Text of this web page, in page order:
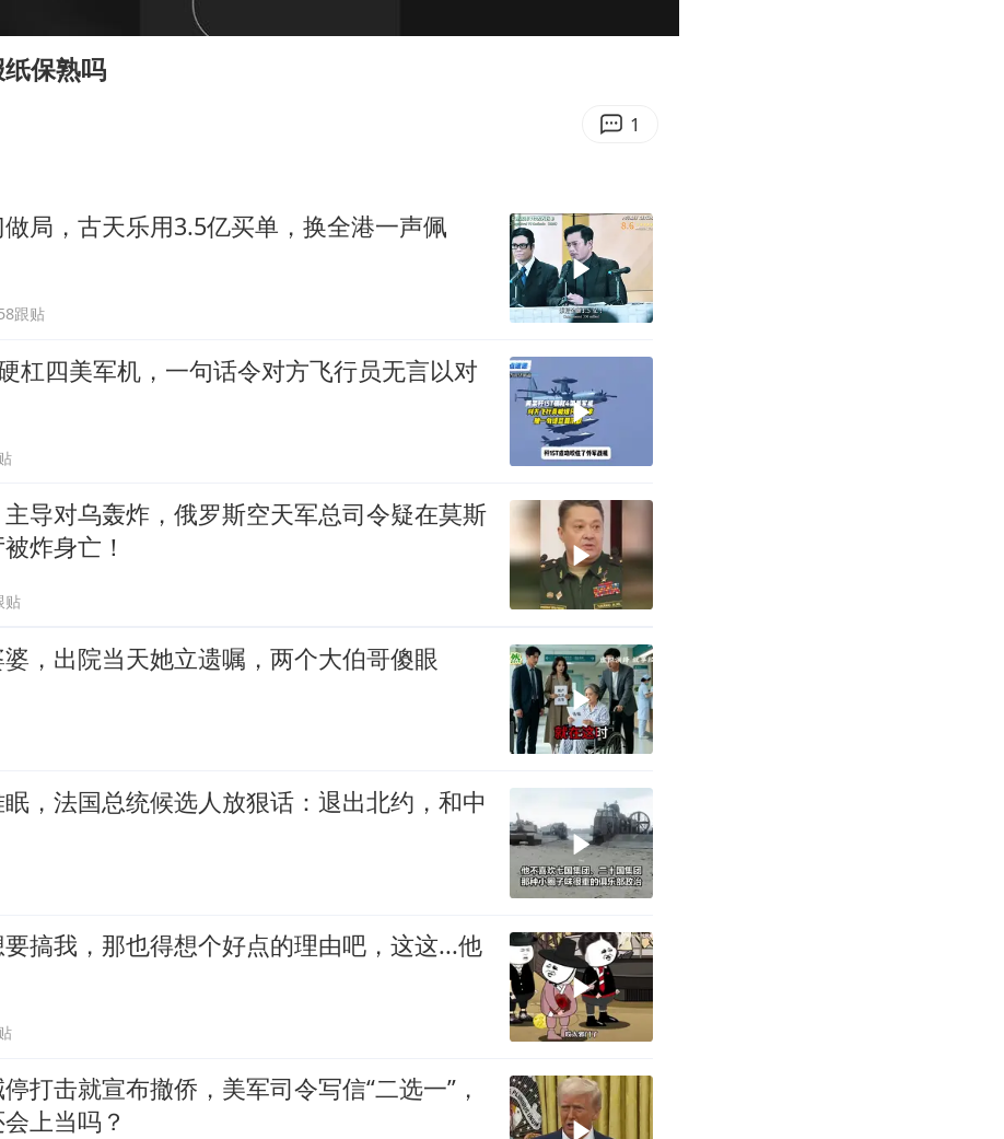
“今天得有40℃了吧 为啥还不预警”
立秋养生千万避开六大误区
保熟吗
1
局，古天乐用3.5亿买单，换全港一声佩
跟贴
杠四美军机，一句话令对方飞行员无言以对
导对乌轰炸，俄罗斯空天军总司令疑在莫斯
炸身亡！
贴
，出院当天她立遗嘱，两个大伯哥傻眼
，法国总统候选人放狠话：退出北约，和中
搞我，那也得想个好点的理由吧，这这...他
打击就宣布撤侨，美军司令写信“二选一”，
上当吗？